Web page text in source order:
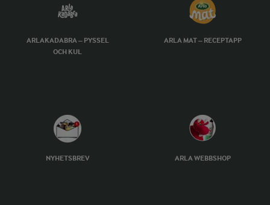
ARLAKADABRA – PYSSEL
OCH KUL
ARLA MAT – RECEPTAPP
NYHETSBREV ARLA WEBBSHOP